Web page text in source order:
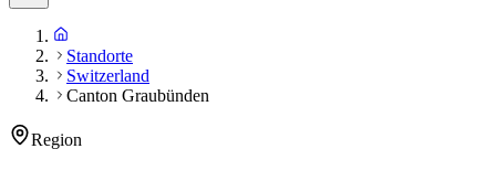
Standorte
Switzerland
Canton Graubünden
Region